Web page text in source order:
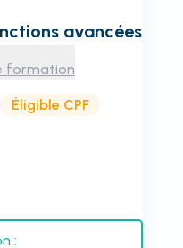
avancées
formation
Éligible CPF
: